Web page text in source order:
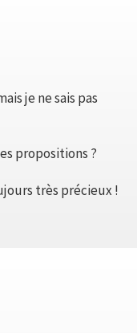
je ne sais pas
propositions ?
très précieux !